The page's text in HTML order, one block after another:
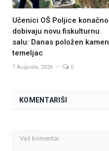
Učenici OŠ Poljice konačno
dobivaju novu fiskulturnu
salu: Danas položen kamen
temeljac
7 Augusta, 2026 0
KOMENTARIŠI